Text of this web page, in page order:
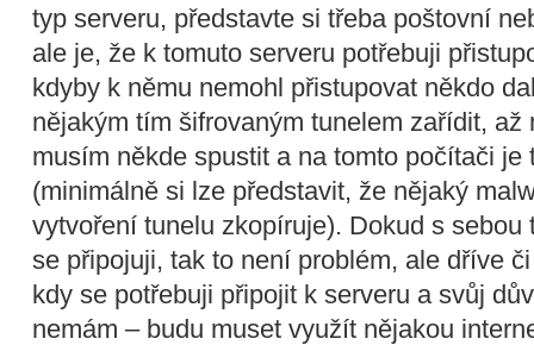
typ serveru, představte si třeba poštovní
ale je, že k tomuto serveru potřebuji
kdyby k němu nemohl přistupovat někdo
nějakým tím šifrovaným tunelem zařídit, až
musím někde spustit a na tomto počítači je
(minimálně si lze představit, že nějaký
vytvoření tunelu zkopíruje). Dokud s sebou
se připojuji, tak to není problém, ale dříve
kdy se potřebuji připojit k serveru a svůj
nemám – budu muset využít nějakou